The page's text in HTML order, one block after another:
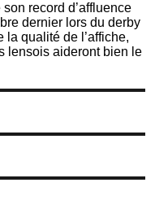
record d’affluence
dernier lors du derby
qualité de l’affiche,
lensois aideront bien le